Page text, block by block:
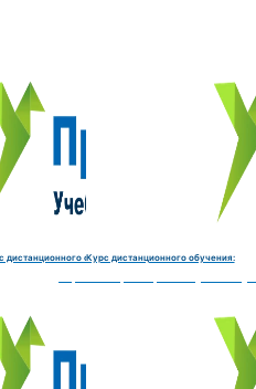
Курс обучения:
и обслуживанию
Курс обучения:
металла, отливок, изделий и
Штамповщик-180 часов
9800 руб.
Курс
дистанционного обучения:Курс дистанционного обучения: